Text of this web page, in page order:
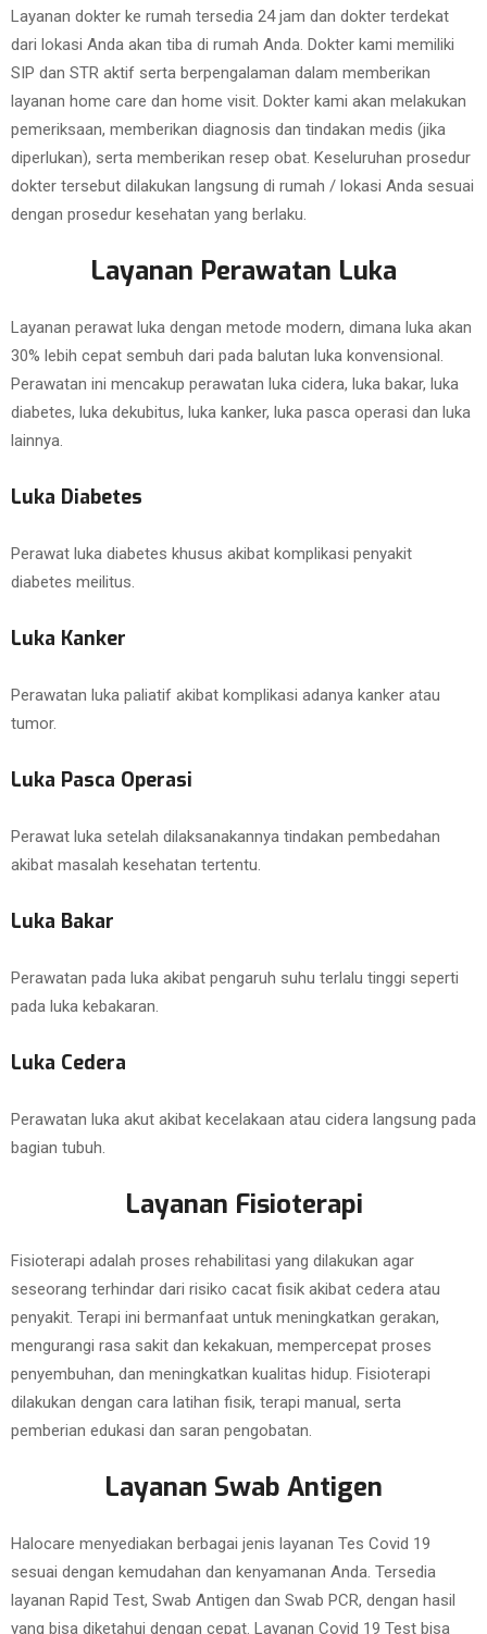
Layanan dokter ke rumah tersedia 24 jam dan dokter terdekat
dari lokasi Anda akan tiba di rumah Anda. Dokter kami memiliki
SIP dan STR aktif serta berpengalaman dalam memberikan
layanan home care dan home visit. Dokter kami akan melakukan
pemeriksaan, memberikan diagnosis dan tindakan medis (jika
diperlukan), serta memberikan resep obat. Keseluruhan prosedur
dokter tersebut dilakukan langsung di rumah / lokasi Anda sesuai
dengan prosedur kesehatan yang berlaku.
Layanan Perawatan Luka
Layanan perawat luka dengan metode modern, dimana luka akan
30% lebih cepat sembuh dari pada balutan luka konvensional.
Perawatan ini mencakup perawatan luka cidera, luka bakar, luka
diabetes, luka dekubitus, luka kanker, luka pasca operasi dan luka
lainnya.
Luka Diabetes
Perawat luka diabetes khusus akibat komplikasi penyakit
diabetes meilitus.
Luka Kanker
Perawatan luka paliatif akibat komplikasi adanya kanker atau
tumor.
Luka Pasca Operasi
Perawat luka setelah dilaksanakannya tindakan pembedahan
akibat masalah kesehatan tertentu.
Luka Bakar
Perawatan pada luka akibat pengaruh suhu terlalu tinggi seperti
pada luka kebakaran.
Luka Cedera
Perawatan luka akut akibat kecelakaan atau cidera langsung pada
bagian tubuh.
Layanan Fisioterapi
Fisioterapi adalah proses rehabilitasi yang dilakukan agar
seseorang terhindar dari risiko cacat fisik akibat cedera atau
penyakit. Terapi ini bermanfaat untuk meningkatkan gerakan,
mengurangi rasa sakit dan kekakuan, mempercepat proses
penyembuhan, dan meningkatkan kualitas hidup. Fisioterapi
dilakukan dengan cara latihan fisik, terapi manual, serta
pemberian edukasi dan saran pengobatan.
Layanan Swab Antigen
Halocare menyediakan berbagai jenis layanan Tes Covid 19
sesuai dengan kemudahan dan kenyamanan Anda. Tersedia
layanan Rapid Test, Swab Antigen dan Swab PCR, dengan hasil
yang bisa diketahui dengan cepat. Layanan Covid 19 Test bisa